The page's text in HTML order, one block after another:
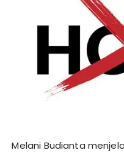
Melani Budianta